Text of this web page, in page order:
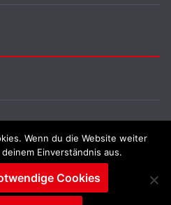
. Alle Rechte vorbehalten.
Wenn du die Website weiter
Einverständnis aus.
Cookies